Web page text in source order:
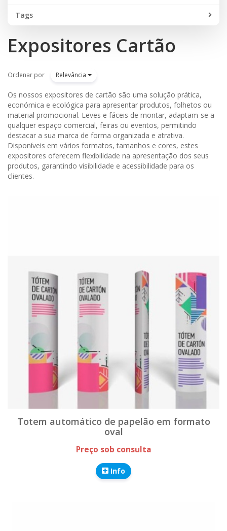
Tags
Expositores Cartão
Ordenar por Relevância
Os nossos expositores de cartão são uma solução prática,
económica e ecológica para apresentar produtos, folhetos ou
material promocional. Leves e fáceis de montar, adaptam-se a
qualquer espaço comercial, feiras ou eventos, permitindo
destacar a sua marca de forma organizada e atrativa.
Disponíveis em vários formatos, tamanhos e cores, estes
expositores oferecem flexibilidade na apresentação dos seus
produtos, garantindo visibilidade e acessibilidade para os
clientes.
Totem automático de papelão em formato
oval
Preço sob consulta
Info